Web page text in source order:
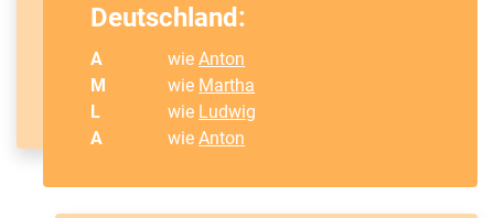
Deutschland:
A wieAnton
M
wie Martha
L
wie Ludwig
A
wieAnton